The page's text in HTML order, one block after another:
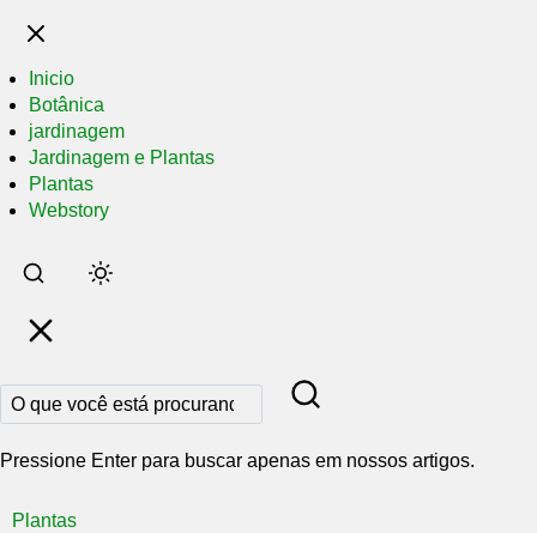
Inicio
Botânica
jardinagem
Jardinagem e Plantas
Plantas
Webstory
Pular
para
conteúdo
principal
Pressione Enter para buscar apenas em nossos artigos.
Plantas